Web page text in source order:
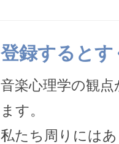
登録すると
音楽心理学の観
ます。
私たち周りには